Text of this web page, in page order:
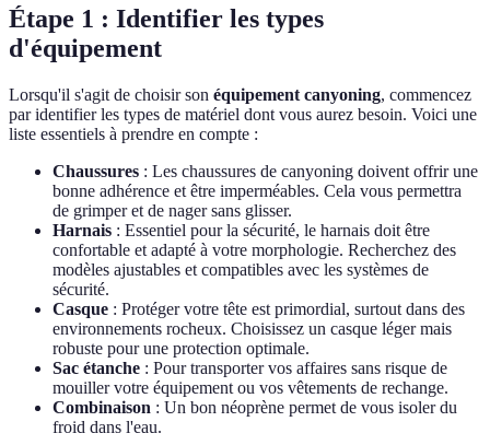
Étape 1 : Identifier les types
d'équipement
Lorsqu'il s'agit de choisir son équipement canyoning, commencez
par identifier les types de matériel dont vous aurez besoin. Voici une
liste essentiels à prendre en compte :
Chaussures : Les chaussures de canyoning doivent offrir une
bonne adhérence et être imperméables. Cela vous permettra
de grimper et de nager sans glisser.
Harnais : Essentiel pour la sécurité, le harnais doit être
confortable et adapté à votre morphologie. Recherchez des
modèles ajustables et compatibles avec les systèmes de
sécurité.
Casque : Protéger votre tête est primordial, surtout dans des
environnements rocheux. Choisissez un casque léger mais
robuste pour une protection optimale.
Sac étanche : Pour transporter vos affaires sans risque de
mouiller votre équipement ou vos vêtements de rechange.
Combinaison : Un bon néoprène permet de vous isoler du
froid dans l'eau.